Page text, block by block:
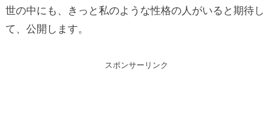
世の中にも、きっと私のような性格の人がいると期待し
て、公開します。
スポンサーリンク